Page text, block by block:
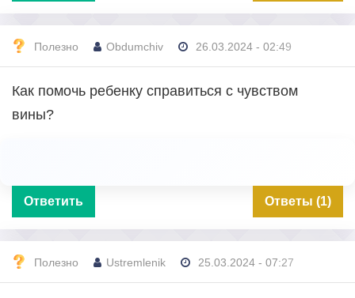
Полезно Obdumchiv 26.03.2024 - 02:49
Как помочь ребенку справиться с чувством
вины?
Ответить Ответы (1)
Полезно Ustremlenik 25.03.2024 - 07:27